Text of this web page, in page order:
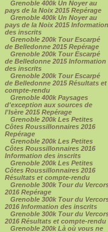
Grenoble 400k Un Noyer au
pays de la Noix 2015 Repérage
Grenoble 400k Un Noyer au
pays de la Noix 2015 Information
des inscrits
Grenoble 200k Tour Escarpé
de Belledonne 2015 Repérage
Grenoble 200k Tour Escarpé
de Belledonne 2015 Information
des inscrits
Grenoble 200k Tour Escarpé
de Belledonne 2015 Résultats et
compte-rendu
Grenoble 400k Paysages
d'exception aux sources de
l'Isère 2015 Repérage
Grenoble 200k Les Petites
Côtes Roussillonnaires 2016
Repérage
Grenoble 200k Les Petites
Côtes Roussillonnaires 2016
Information des inscrits
Grenoble 200k Les Petites
Côtes Roussillonnaires 2016
Résultats et compte-rendu
Grenoble 300k Tour du
2016 Repérage
Grenoble 300k Tour du
2016 Information des inscrits
Grenoble 300k Tour du
2016 Résultats et compte-rendu
Grenoble 200k Là où vous ne